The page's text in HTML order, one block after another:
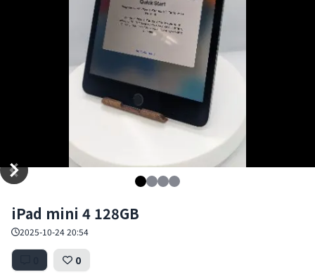
iPad mini 4 128GB
2025-10-24 20:54
0